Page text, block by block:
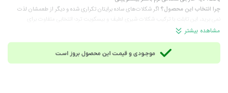
چرا انتخاب این محصول؟ اگر شکلات‌های ساده برایتان تکراری شده و دیگر از طعمشان لذت
نمی برید، این تابلت با ترکیب شکلات شیری لطیف و بیسکویت ترد؛ انتخابی متفاوت برای
شماست.
آب‌پنیر (لاکتوز)، چربی کره غلیظ‌ شده، شیر کامل خشک، پودر شیر کم‌چرب، امولسیفایر لسیتین
(سویا)، عصاره مالت جو، نمک، عامل پف‌دهنده سدیم بی‌کربنات و طعم‌دهنده طبیعی
مشاهده بیشتر